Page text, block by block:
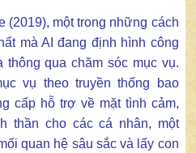
(2019), một trong những cách
mà AI đang định hình công
thông qua chăm sóc mục vụ.
vụ theo truyền thống bao
cấp hỗ trợ về mặt tình cảm,
thần cho các cá nhân, một
quan hệ sâu sắc và lấy con